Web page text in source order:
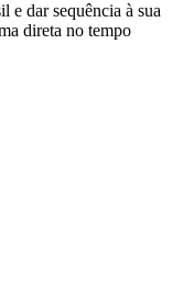
e dar sequência à sua
direta no tempo